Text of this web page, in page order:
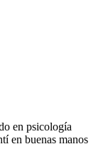
en psicología
en buenas manos